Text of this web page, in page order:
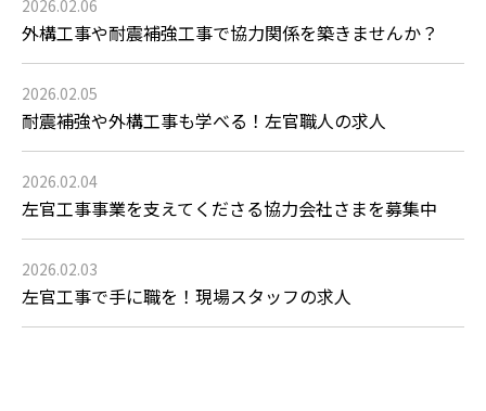
2026.02.06
外構工事や耐震補強工事で協力関係を築きませんか？
2026.02.05
耐震補強や外構工事も学べる！左官職人の求人
2026.02.04
左官工事事業を支えてくださる協力会社さまを募集中
2026.02.03
左官工事で手に職を！現場スタッフの求人